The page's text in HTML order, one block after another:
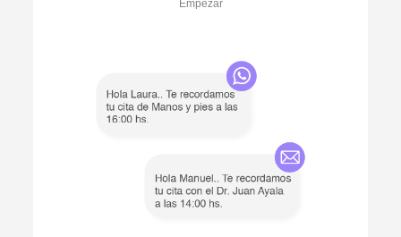
Empezar